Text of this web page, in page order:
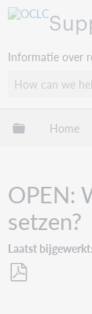
Informatie over
Home
OPEN:
setzen?
Laatst bijgewerkt